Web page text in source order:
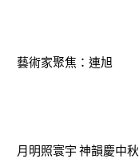
藝術家聚焦：連旭
月明照寰宇 神韻慶中秋